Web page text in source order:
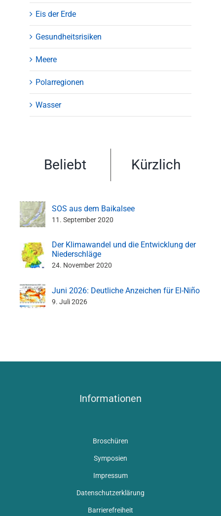
Eis der Erde
Gesundheitsrisiken
Meere
Polarregionen
Wasser
Beliebt Kürzlich
SOS aus dem Baikalsee
11. September 2020
Der Klimawandel und die Entwicklung der
Niederschläge
24. November 2020
Juni 2026: Deutliche Anzeichen für El-Niño
9. Juli 2026
Informationen
Broschüren
Symposien
Impressum
Datenschutzerklärung
Barrierefreiheit